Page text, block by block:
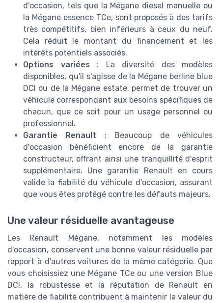
d'occasion, tels que la Mégane diesel manuelle ou
la Mégane essence TCe, sont proposés à des tarifs
très compétitifs, bien inférieurs à ceux du neuf.
Cela réduit le montant du financement et les
intérêts potentiels associés.
Options variées : La diversité des modèles
disponibles, qu'il s'agisse de la Mégane berline blue
DCI ou de la Mégane estate, permet de trouver un
véhicule correspondant aux besoins spécifiques de
chacun, que ce soit pour un usage personnel ou
professionnel.
Garantie Renault : Beaucoup de véhicules
d'occasion bénéficient encore de la garantie
constructeur, offrant ainsi une tranquillité d'esprit
supplémentaire. Une garantie Renault en cours
valide la fiabilité du véhicule d'occasion, assurant
que vous êtes protégé contre les défauts majeurs.
Une valeur résiduelle avantageuse
Les Renault Mégane, notamment les modèles
d'occasion, conservent une bonne valeur résiduelle par
rapport à d'autres voitures de la même catégorie. Que
vous choisissiez une Mégane TCe ou une version Blue
DCI, la robustesse et la réputation de Renault en
matière de fiabilité contribuent à maintenir la valeur du